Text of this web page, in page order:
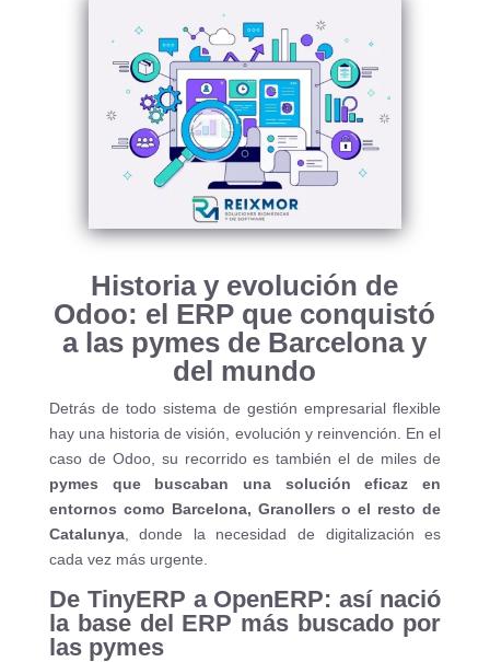
Historia y evolución de
Odoo: el ERP que conquistó
a las pymes de Barcelona y
del mundo
Detrás de todo sistema de gestión empresarial flexible
hay una historia de visión, evolución y reinvención. En el
caso de Odoo, su recorrido es también el de miles de
pymes que buscaban una solución eficaz en
entornos como Barcelona, Granollers o el resto de
Catalunya, donde la necesidad de digitalización es
cada vez más urgente.
De TinyERP a OpenERP: así nació
la base del ERP más buscado por
las pymes